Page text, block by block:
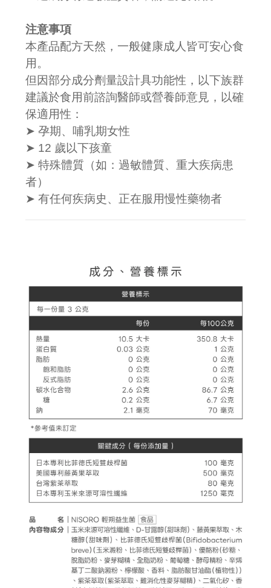
注意事項
本產品配方天然，一般健康成人皆可安心食
用。
但因部分成分劑量設計具功能性，以下族群
建議於食用前諮詢醫師或營養師意見，以確
保適用性：
➤ 孕期、哺乳期女性
➤ 12 歲以下孩童
➤ 特殊體質（如：過敏體質、重大疾病患
者）
➤ 有任何疾病史、正在服用慢性藥物者